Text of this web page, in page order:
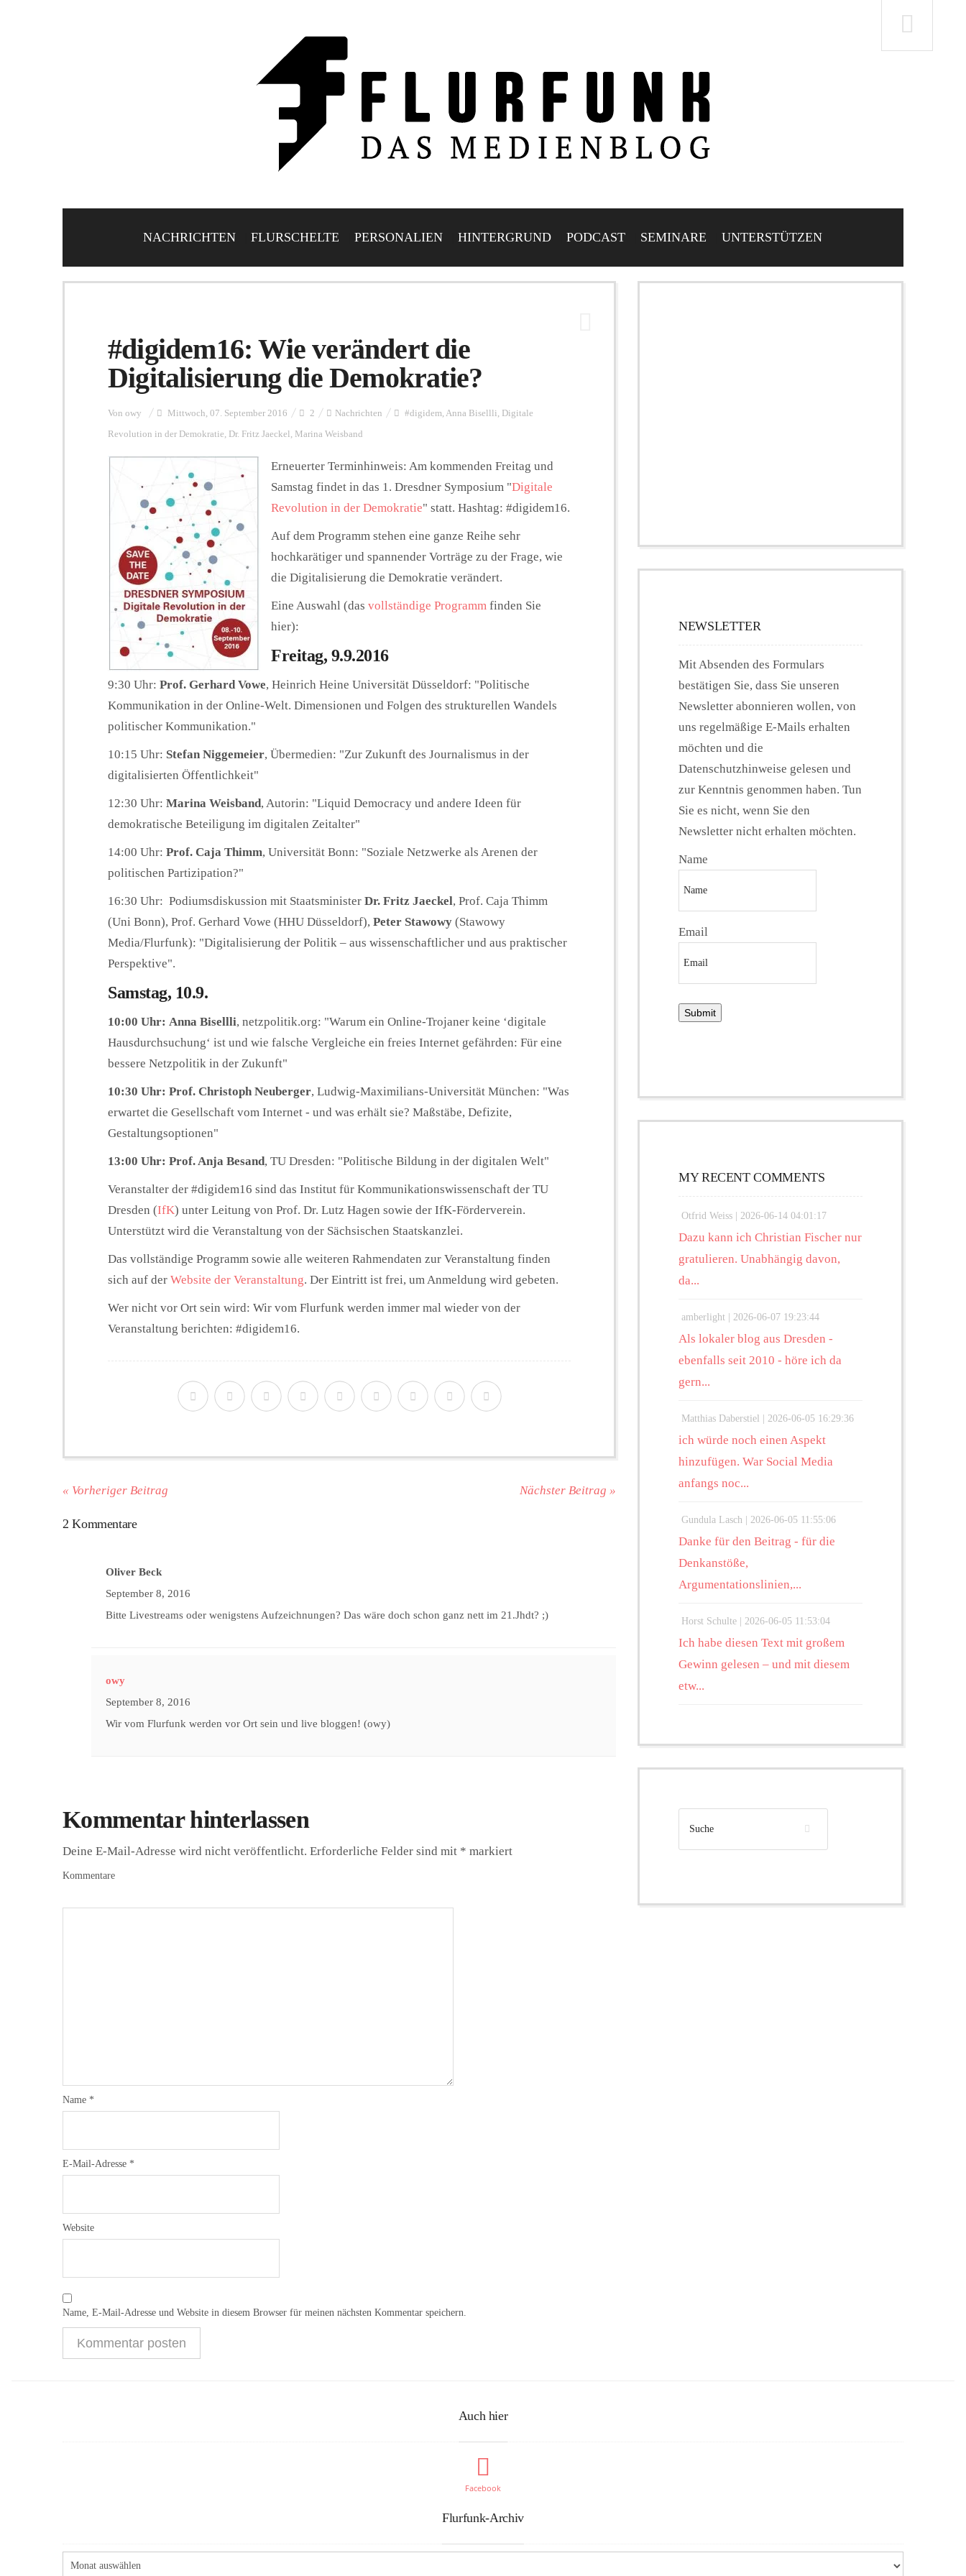
NACHRICHTEN FLURSCHELTE PERSONALIEN HINTERGRUND PODCAST SEMINARE UNTERSTÜTZEN
#digidem16: Wie verändert die
Digitalisierung die Demokratie?
Von owy Mittwoch, 07. September 2016 2 Nachrichten #digidem, Anna Bisellli, Digitale
Revolution in der Demokratie, Dr. Fritz Jaeckel , Marina Weisband
Erneuerter Terminhinweis: Am kommenden Freitag und
Samstag findet in das 1. Dresdner Symposium "Digitale
Revolution in der Demokratie" statt. Hashtag: #digidem16.
Auf dem Programm stehen eine ganze Reihe sehr
hochkarätiger und spannender Vorträge zu der Frage, wie
die Digitalisierung die Demokratie verändert.
Eine Auswahl (das vollständige Programm finden Sie
hier):
Freitag, 9.9.2016
9:30 Uhr: Prof. Gerhard Vowe, Heinrich Heine Universität Düsseldorf: "Politische
Kommunikation in der Online-Welt. Dimensionen und Folgen des strukturellen Wandels
politischer Kommunikation."
10:15 Uhr: Stefan Niggemeier, Übermedien: "Zur Zukunft des Journalismus in der
digitalisierten Öffentlichkeit"
12:30 Uhr: Marina Weisband, Autorin: "Liquid Democracy und andere Ideen für
demokratische Beteiligung im digitalen Zeitalter"
14:00 Uhr: Prof. Caja Thimm, Universität Bonn: "Soziale Netzwerke als Arenen der
politischen Partizipation?"
16:30 Uhr: Podiumsdiskussion mit Staatsminister Dr. Fritz Jaeckel, Prof. Caja Thimm
(Uni Bonn), Prof. Gerhard Vowe (HHU Düsseldorf), Peter Stawowy (Stawowy
Media/Flurfunk): "Digitalisierung der Politik – aus wissenschaftlicher und aus praktischer
Perspektive".
Samstag, 10.9.
10:00 Uhr: Anna Bisellli, netzpolitik.org: "Warum ein Online-Trojaner keine ‘digitale
Hausdurchsuchung‘ ist und wie falsche Vergleiche ein freies Internet gefährden: Für eine
bessere Netzpolitik in der Zukunft"
10:30 Uhr: Prof. Christoph Neuberger, Ludwig-Maximilians-Universität München: "Was
erwartet die Gesellschaft vom Internet - und was erhält sie? Maßstäbe, Defizite,
Gestaltungsoptionen"
13:00 Uhr: Prof. Anja Besand, TU Dresden: "Politische Bildung in der digitalen Welt"
Veranstalter der #digidem16 sind das Institut für Kommunikationswissenschaft der TU
Dresden (IfK) unter Leitung von Prof. Dr. Lutz Hagen sowie der IfK-Förderverein.
Unterstützt wird die Veranstaltung von der Sächsischen Staatskanzlei.
Das vollständige Programm sowie alle weiteren Rahmendaten zur Veranstaltung finden
sich auf der Website der Veranstaltung. Der Eintritt ist frei, um Anmeldung wird gebeten.
Wer nicht vor Ort sein wird: Wir vom Flurfunk werden immer mal wieder von der
Veranstaltung berichten: #digidem16.
« Vorheriger Beitrag Nächster Beitrag »
2 Kommentare
Oliver Beck
September 8, 2016
Bitte Livestreams oder wenigstens Aufzeichnungen? Das wäre doch schon ganz nett im 21.Jhdt? ;)
owy
September 8, 2016
Wir vom Flurfunk werden vor Ort sein und live bloggen! (owy)
Kommentar hinterlassen
Deine E-Mail-Adresse wird nicht veröffentlicht. Erforderliche Felder sind mit * markiert
Kommentare
Name *
E-Mail-Adresse *
Website
Name, E-Mail-Adresse und Website in diesem Browser für meinen nächsten Kommentar speichern.
NEWSLETTER
Mit Absenden des Formulars
bestätigen Sie, dass Sie unseren
Newsletter abonnieren wollen, von
uns regelmäßige E-Mails erhalten
möchten und die
Datenschutzhinweise gelesen und
zur Kenntnis genommen haben. Tun
Sie es nicht, wenn Sie den
Newsletter nicht erhalten möchten.
Name
Email
MY RECENT COMMENTS
Otfrid Weiss | 2026-06-14 04:01:17
Dazu kann ich Christian Fischer nur
gratulieren. Unabhängig davon,
da...
amberlight | 2026-06-07 19:23:44
Als lokaler blog aus Dresden -
ebenfalls seit 2010 - höre ich da
gern...
Matthias Daberstiel | 2026-06-05 16:29:36
ich würde noch einen Aspekt
hinzufügen. War Social Media
anfangs noc...
Gundula Lasch | 2026-06-05 11:55:06
Danke für den Beitrag - für die
Denkanstöße,
Argumentationslinien,...
Horst Schulte | 2026-06-05 11:53:04
Ich habe diesen Text mit großem
Gewinn gelesen – und mit diesem
etw...
Auch hier
Facebook
Flurfunk-Archiv